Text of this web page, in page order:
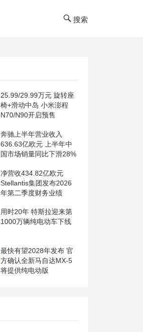
搜索
25.99/29.99万元 旋转座
椅+滑动中岛 小米澎程
N70/N90开启预售
奔驰上半年营业收入
636.63亿欧元 上半年中
国市场销量同比下滑28%
净营收434.82亿欧元
Stellantis集团发布2026
年第二季度财务业绩
用时20年 特斯拉迎来第
1000万辆纯电动车下线
最快有望2028年发布 官
方确认全新马自达MX-5
将提供纯电动版